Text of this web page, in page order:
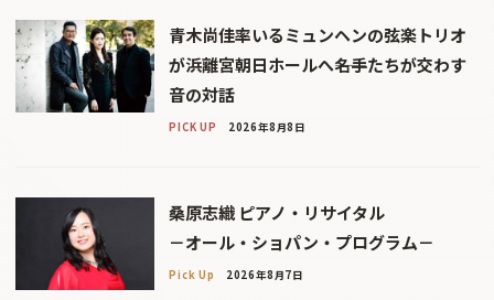
青木尚佳率いるミュンヘンの弦楽トリオ
が浜離宮朝日ホールへ――名手たちが交わす
音の対話
PICK UP 2026年8月8日
桑原志織 ピアノ・リサイタル
－オール・ショパン・プログラム－
Pick Up 2026年8月7日